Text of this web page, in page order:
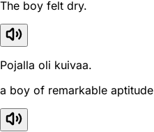
The boy felt dry.
Pojalla oli kuivaa.
a boy of remarkable aptitude